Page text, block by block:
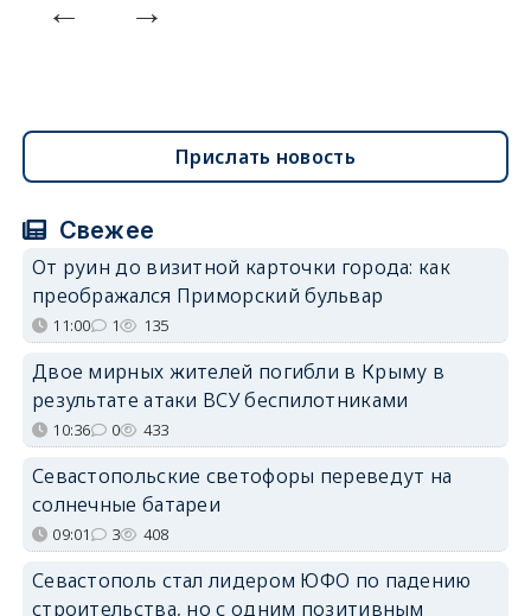
Прислать новость
Свежее
От руин до визитной карточки города: как
преображался Приморский бульвар
11:00 1 135
Двое мирных жителей погибли в Крыму в
результате атаки ВСУ беспилотниками
10:36 0 433
Севастопольские светофоры переведут на
солнечные батареи
09:01 3 408
Севастополь стал лидером ЮФО по падению
строительства, но с одним позитивным